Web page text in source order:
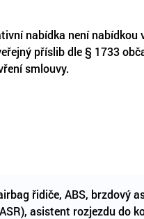
nabídka není nabídkou
příslib dle § 1733
smlouvy.
řidiče, ABS, brzdový
asistent rozjezdu do